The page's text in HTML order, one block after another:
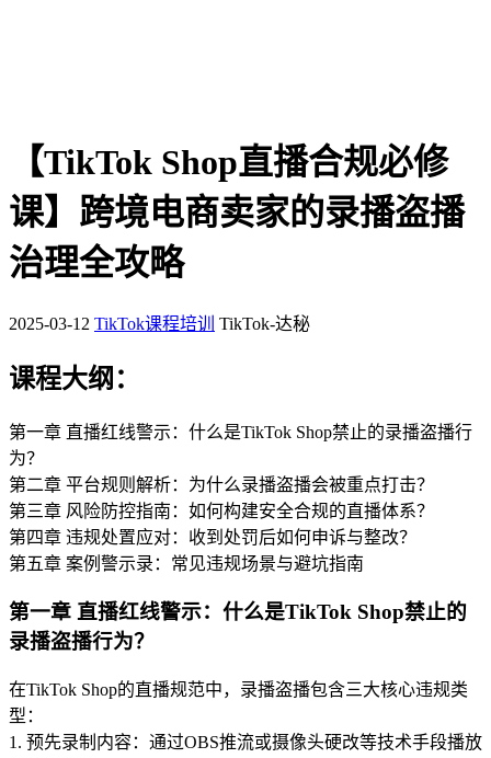
【TikTok Shop直播合规必修
课】跨境电商卖家的录播盗播
治理全攻略
2025-03-12 TikTok课程培训 TikTok-达秘
课程大纲：
第一章 直播红线警示：什么是TikTok Shop禁止的录播盗播行
为？
第二章 平台规则解析：为什么录播盗播会被重点打击？
第三章 风险防控指南：如何构建安全合规的直播体系？
第四章 违规处置应对：收到处罚后如何申诉与整改？
第五章 案例警示录：常见违规场景与避坑指南
第一章 直播红线警示：什么是TikTok Shop禁止的
录播盗播行为？
在TikTok Shop的直播规范中，录播盗播包含三大核心违规类
型：
1. 预先录制内容：通过OBS推流或摄像头硬改等技术手段播放